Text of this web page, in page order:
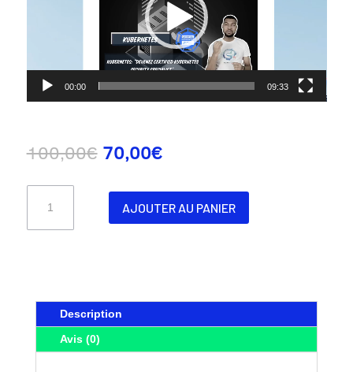
00:00 09:33
100,00€ Le
prix
initial
était :
100,00€.
70,00€Le
actuel
est :
70,00€.
Kubernetes:
Security
Specialist
AJOUTER AU PANIER
Description
Avis (0)